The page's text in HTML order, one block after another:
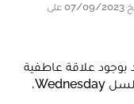
في 07/09/2023 على الساعة 07:30, تحديث بتاريخ 07/09/2023 على
بوجود علاقة عاطفية
بين النجم الأمريكي جوني ديب وبطلة مسلسل Wednesday،